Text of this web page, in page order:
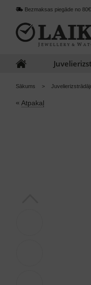
Bezmaksas piegāde no 80€
Sākums
« Atpakaļ